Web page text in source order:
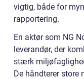
vigtig, både for
rapportering.
En aktør som NG
leverandør, der
stærk
De håndterer